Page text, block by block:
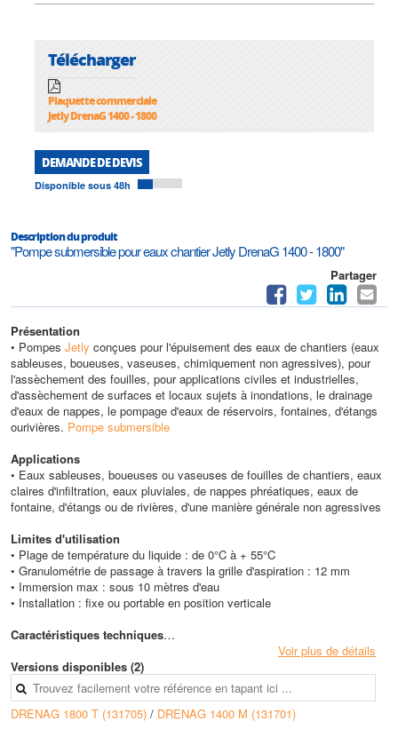
Télécharger
Plaquette commerciale
Jetly DrenaG 1400 - 1800
DEMANDE DE DEVIS
Disponible sous 48h
Description du produit
"Pompe submersible pour eaux chantier Jetly DrenaG 1400 - 1800"
Partager
Présentation
• Pompes Jetly conçues pour l'épuisement des eaux de chantiers (eaux
sableuses, boueuses, vaseuses, chimiquement non agressives), pour
l'assèchement des fouilles, pour applications civiles et industrielles,
d'assèchement de surfaces et locaux sujets à inondations, le drainage
d'eaux de nappes, le pompage d'eaux de réservoirs, fontaines, d'étangs
ourivières. Pompe submersible
Applications
• Eaux sableuses, boueuses ou vaseuses de fouilles de chantiers, eaux
claires d'infiltration, eaux pluviales, de nappes phréatiques, eaux de
fontaine, d'étangs ou de rivières, d'une manière générale non agressives
Limites d'utilisation
• Plage de température du liquide : de 0°C à + 55°C
• Granulométrie de passage à travers la grille d'aspiration : 12 mm
• Immersion max : sous 10 mètres d'eau
• Installation : fixe ou portable en position verticale
Caractéristiques techniques
• Débit max : 33 m3/h
Voir plus de détails
Versions disponibles (2)
DRENAG 1800 T (131705) / DRENAG 1400 M (131701)